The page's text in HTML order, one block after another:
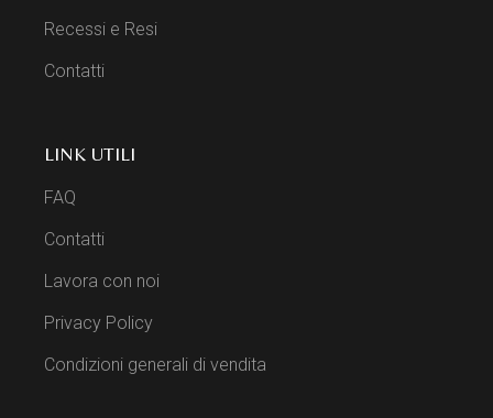
Recessi e Resi
Contatti
LINK UTILI
FAQ
Contatti
Lavora con noi
Privacy Policy
Condizioni generali di vendita